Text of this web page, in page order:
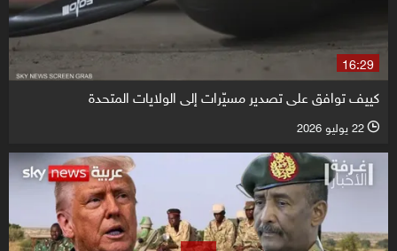
16:29
كييف توافق على تصدير مسيّرات إلى الولايات المتحدة
l 22 يوليو 2026